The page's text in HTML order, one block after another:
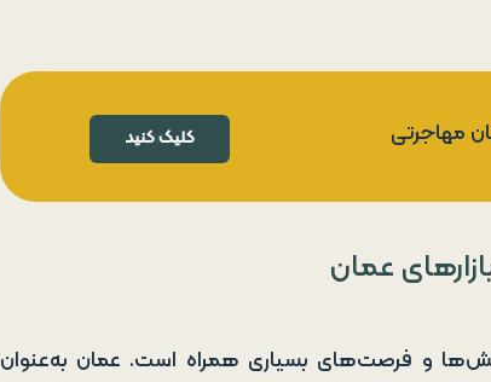
مهاجرتی کلیک کنید
عمان
و فرصت‌های بسیاری همراه است. عمان